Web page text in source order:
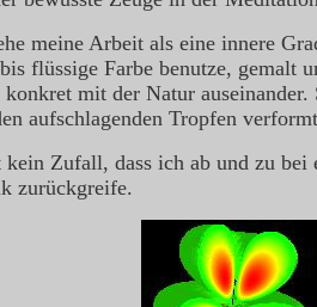
meine Arbeit als eine innere
flüssige Farbe benutze, gemalt
konkret mit der Natur
aufschlagenden Tropfen
kein Zufall, dass ich ab und zu
zurückgreife.